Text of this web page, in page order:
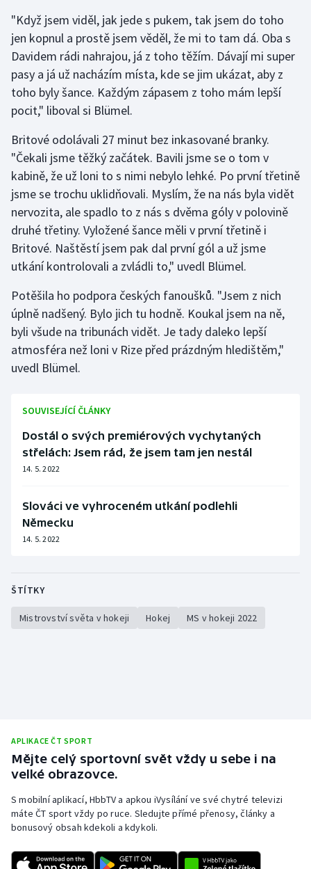
Short track
Sportovní střelba
Stolní tenis
Triatlon
Veslování
Vodní slalom
Volejbal
Ostatní
"Když jsem viděl, jak jede s pukem, tak jsem do toho
jen kopnul a prostě jsem věděl, že mi to tam dá. Oba s
Davidem rádi nahrajou, já z toho těžím. Dávají mi super
pasy a já už nacházím místa, kde se jim ukázat, aby z
toho byly šance. Každým zápasem z toho mám lepší
pocit," liboval si Blümel.
Britové odolávali 27 minut bez inkasované branky.
"Čekali jsme těžký začátek. Bavili jsme se o tom v
kabině, že už loni to s nimi nebylo lehké. Po první třetině
jsme se trochu uklidňovali. Myslím, že na nás byla vidět
nervozita, ale spadlo to z nás s dvěma góly v polovině
druhé třetiny. Vyložené šance měli v první třetině i
Britové. Naštěstí jsem pak dal první gól a už jsme
utkání kontrolovali a zvládli to," uvedl Blümel.
Potěšila ho podpora českých fanoušků. "Jsem z nich
úplně nadšený. Bylo jich tu hodně. Koukal jsem na ně,
byli všude na tribunách vidět. Je tady daleko lepší
atmosféra než loni v Rize před prázdným hledištěm,"
uvedl Blümel.
SOUVISEJÍCÍ ČLÁNKY
Dostál o svých premiérových vychytaných
střelách: Jsem rád, že jsem tam jen nestál
14. 5. 2022
Slováci ve vyhroceném utkání podlehli
Německu
14. 5. 2022
ŠTÍTKY
Mistrovství světa v hokeji Hokej MS v hokeji 2022
APLIKACE ČT SPORT
Mějte celý sportovní svět vždy u sebe i na
velké obrazovce.
S mobilní aplikací, HbbTV a apkou iVysílání ve své chytré televizi
máte ČT sport vždy po ruce. Sledujte přímé přenosy, články a
bonusový obsah kdekoli a kdykoli.